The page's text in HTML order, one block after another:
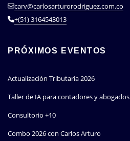
carv@carlosarturorodriguez.com.co
+(51) 3164543013
PRÓXIMOS EVENTOS
Actualización Tributaria 2026
Taller de IA para contadores y abogados
Consultorio +10
Combo 2026 con Carlos Arturo